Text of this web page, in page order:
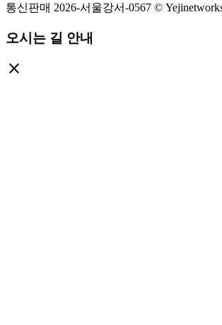
통신판매 2026-서울강서-0567 ©
오시는 길 안내
close